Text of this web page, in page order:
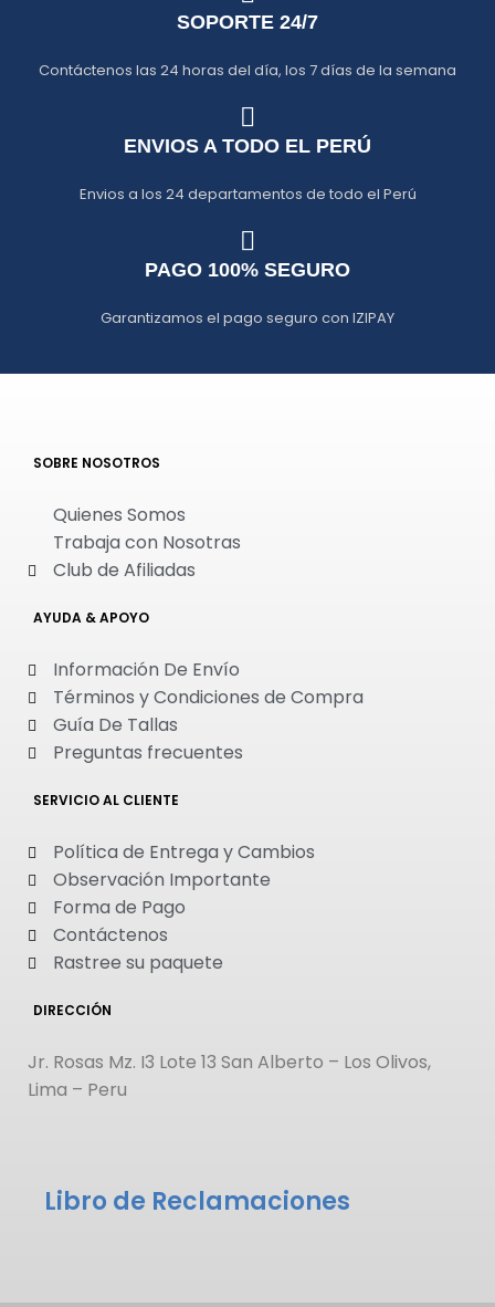
SOPORTE 24/7
Contáctenos las 24 horas del día, los 7 días de la semana
ENVIOS A TODO EL PERÚ
Envios a los 24 departamentos de todo el Perú
PAGO 100% SEGURO
Garantizamos el pago seguro con IZIPAY
SOBRE NOSOTROS
Quienes Somos
Trabaja con Nosotras
Club de Afiliadas
AYUDA & APOYO
Información De Envío
Términos y Condiciones de Compra
Guía De Tallas
Preguntas frecuentes
SERVICIO AL CLIENTE
Política de Entrega y Cambios
Observación Importante
Forma de Pago
Contáctenos
Rastree su paquete
DIRECCIÓN
Jr. Rosas Mz. I3 Lote 13 San Alberto – Los Olivos,
Lima – Peru
Libro de Reclamaciones